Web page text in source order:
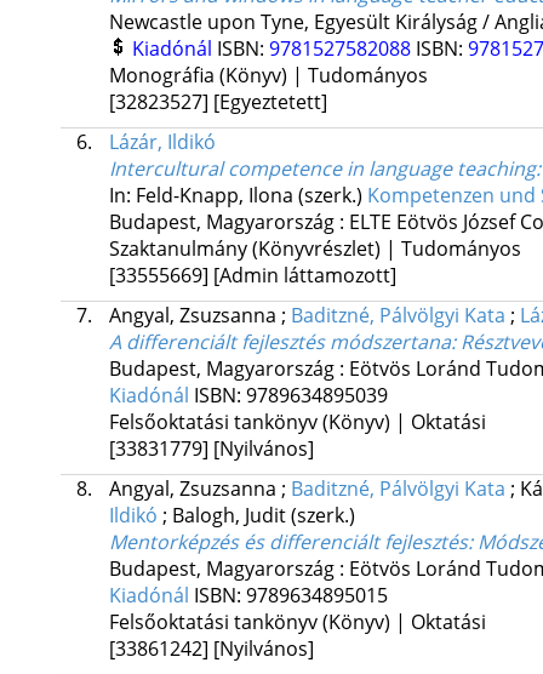
Newcastle upon Tyne, Egyesült Királyság /
Kiadónál ISBN: 9781527582088 ISBN:
Monográfia (Könyv) | Tudományos
[32823527] [Egyeztetett]
6.
Lázár, Ildikó
Intercultural competence in language teaching
In: Feld-Knapp, Ilona (szerk.) Kompetenzen und
Budapest, Magyarország : ELTE Eötvös József
Szaktanulmány (Könyvrészlet) | Tudományos
[33555669] [Admin láttamozott]
7.
Angyal, Zsuzsanna ; Baditzné, Pálvölgyi Kata ;
A differenciált fejlesztés módszertana:
Budapest, Magyarország : Eötvös Loránd
Kiadónál ISBN: 9789634895039
Felsőoktatási tankönyv (Könyv) | Oktatási
[33831779] [Nyilvános]
8.
Angyal, Zsuzsanna ; Baditzné, Pálvölgyi Kata ;
Ildikó ; Balogh, Judit(szerk.)
Mentorképzés és differenciált fejlesztés:
Budapest, Magyarország : Eötvös Loránd
Kiadónál ISBN: 9789634895015
Felsőoktatási tankönyv (Könyv) | Oktatási
[33861242] [Nyilvános]